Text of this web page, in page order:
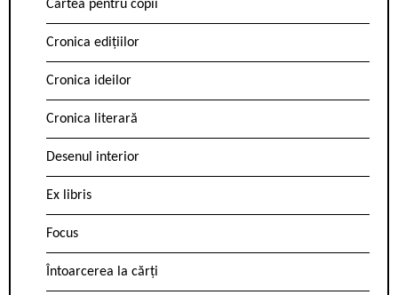
Cartea pentru copii
Cronica edițiilor
Cronica ideilor
Cronica literară
Desenul interior
Ex libris
Focus
Întoarcerea la cărți